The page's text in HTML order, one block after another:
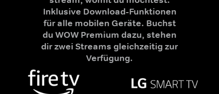
Inklusive Download-Funktionen
für alle mobilen Geräte. Buchst
du WOW Premium dazu, stehen
dir zwei Streams gleichzeitig zur
Verfügung.